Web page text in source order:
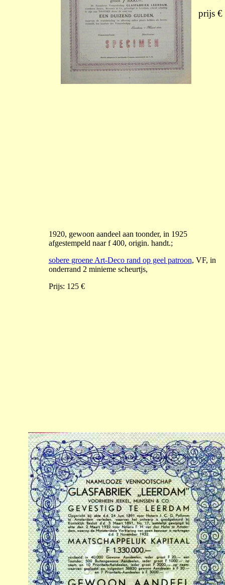
prijs €
1920, gewoon aandeel aan toonder, in 1925
afgestempeld naar f 400, origin. handt.;
sobere groene Art-Deco rand op geel patroon, VF, in
onderrand 2 minieme scheurtjs,
Prijs: 125 €